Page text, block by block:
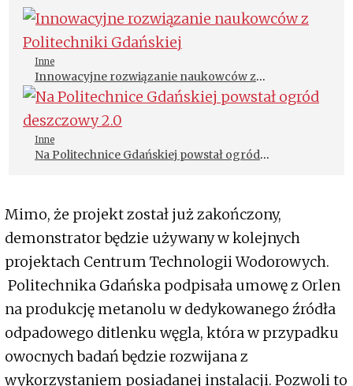
Inne
Innowacyjne rozwiązanie naukowców z
Politechniki Gdańskiej
Inne
Na Politechnice Gdańskiej powstał ogród
Mimo, że projekt został już zakończony,
demonstrator będzie używany w kolejnych
projektach Centrum Technologii Wodorowych.
Politechnika Gdańska podpisała umowę z Orlen
na produkcję metanolu w dedykowanego źródła
odpadowego ditlenku węgla, która w przypadku
owocnych badań będzie rozwijana z
wykorzystaniem posiadanej instalacji. Pozwoli to